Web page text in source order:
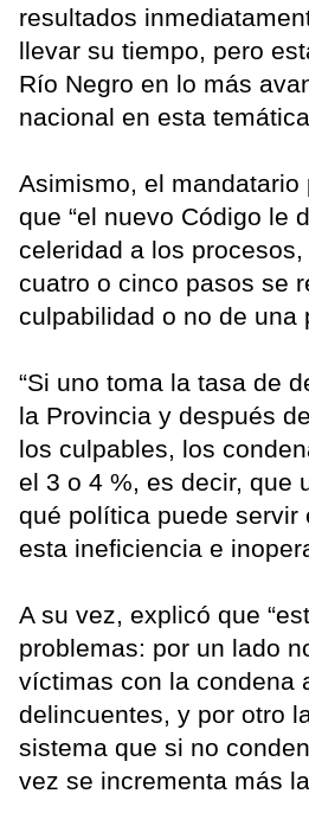
resultados
llevar su tiempo, pero
Río Negro en lo más
nacional en esta
Asimismo, el mandatario
que “el nuevo Código le
celeridad a los
cuatro o cinco pasos se
culpabilidad o no de una
“Si uno toma la tasa de
la Provincia y después
los culpables, los
el 3 o 4 %, es decir, que
qué política puede servir
esta ineficiencia e
A su vez, explicó que
problemas: por un lado
víctimas con la condena
delincuentes, y por otro
sistema que si no
vez se incrementa más